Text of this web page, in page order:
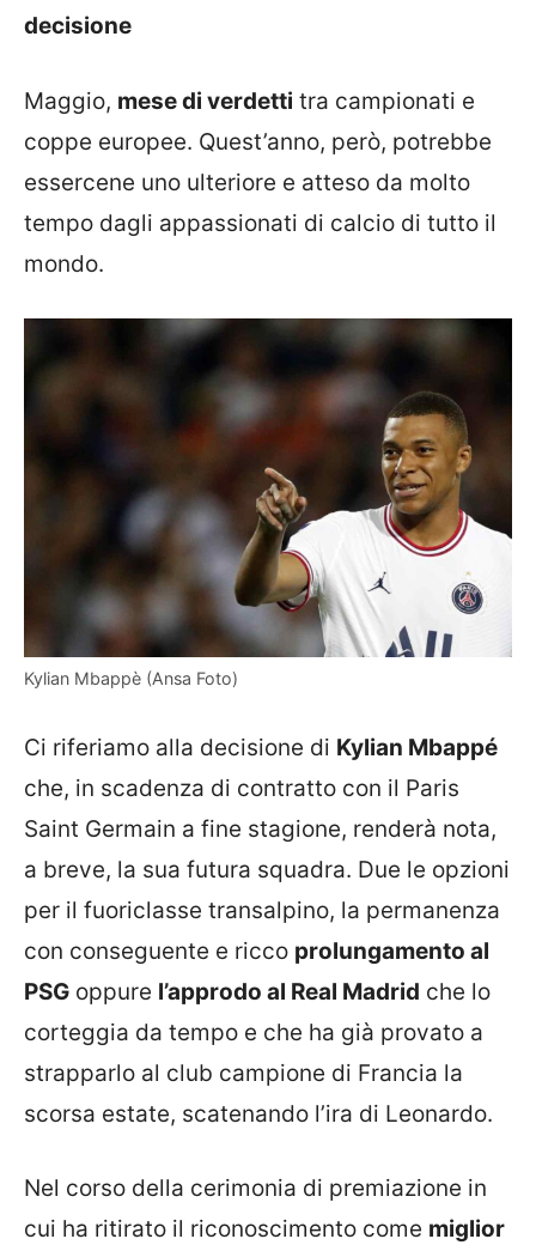
decisione
Maggio, mese di verdetti tra campionati e
coppe europee. Quest’anno, però, potrebbe
essercene uno ulteriore e atteso da molto
tempo dagli appassionati di calcio di tutto il
mondo.
Kylian Mbappè (Ansa Foto)
Ci riferiamo alla decisione di Kylian Mbappé
che, in scadenza di contratto con il Paris
Saint Germain a fine stagione, renderà nota,
a breve, la sua futura squadra. Due le opzioni
per il fuoriclasse transalpino, la permanenza
con conseguente e ricco prolungamento al
PSG oppure l’approdo al Real Madrid che lo
corteggia da tempo e che ha già provato a
strapparlo al club campione di Francia la
scorsa estate, scatenando l’ira di Leonardo.
Nel corso della cerimonia di premiazione in
cui ha ritirato il riconoscimento come miglior